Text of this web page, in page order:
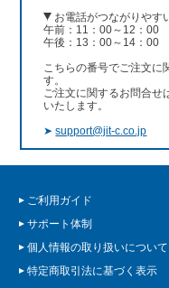
お電話がつながりやす
午前：11：00～12：00
午後：13：00～14：00
こちらの番号でご注文に
す。
ご注文に関するお問合せ
いたします。
➤support@jit-c.co.jp
ご利用ガイド
サポート体制
個人情報の取り扱いについて
特定商取引法に基づく表示